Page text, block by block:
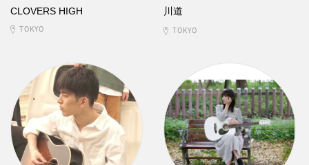
CLOVERS HIGH
TOKYO
川道
TOKYO